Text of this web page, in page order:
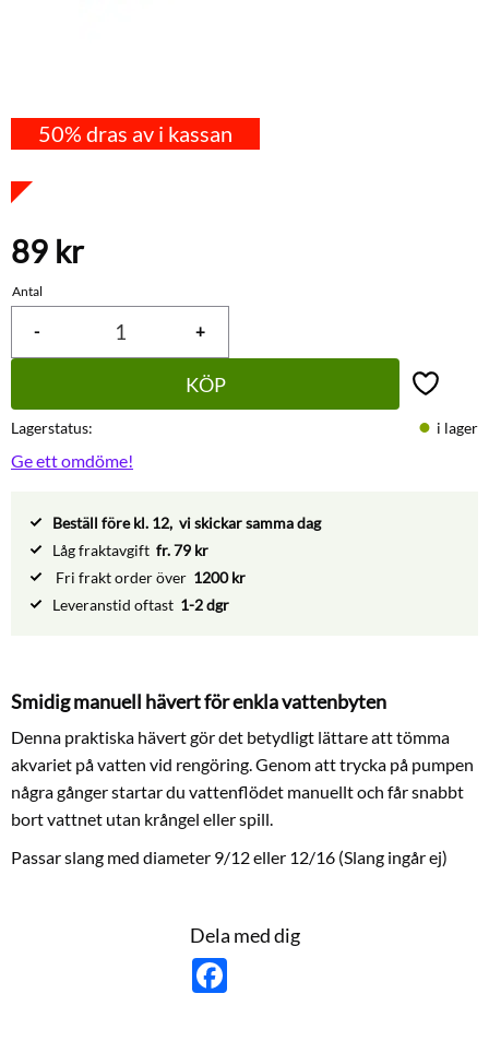
50% dras av i kassan
89 kr
Antal
+
-
KÖP Lägg till
Lagerstatus i lager
Ge ett omdöme!
Beställ före kl. 12, vi skickar samma dag
Låg fraktavgift fr. 79 kr
Fri frakt order över 1200 kr
Leveranstid oftast 1-2 dgr
Smidig manuell hävert för enkla vattenbyten
Denna praktiska hävert gör det betydligt lättare att tömma
akvariet på vatten vid rengöring. Genom att trycka på pumpen
några gånger startar du vattenflödet manuellt och får snabbt
bort vattnet utan krångel eller spill.
Passar slang med diameter 9/12 eller 12/16 (Slang ingår ej)
Dela med dig
F